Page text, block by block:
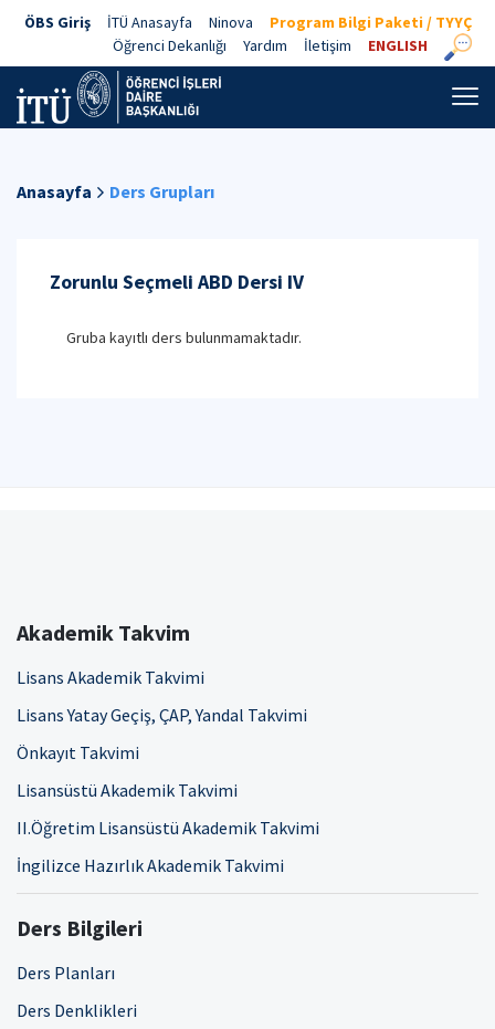
ÖBS Giriş İTÜ Anasayfa Ninova
Program Bilgi Paketi / TYYÇ
Öğrenci Dekanlığı
Yardım İletişim ENGLISH
Anasayfa Ders Grupları
Zorunlu Seçmeli ABD Dersi IV
Gruba kayıtlı ders bulunmamaktadır.
Akademik Takvim
Lisans Akademik Takvimi
Lisans Yatay Geçiş, ÇAP, Yandal Takvimi
Önkayıt Takvimi
Lisansüstü Akademik Takvimi
II.Öğretim Lisansüstü Akademik Takvimi
İngilizce Hazırlık Akademik Takvimi
Ders Bilgileri
Ders Planları
Ders Denklikleri